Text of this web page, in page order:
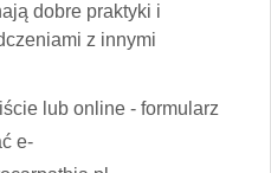
dobre praktyki i
z innymi
lub online - formularz
e-